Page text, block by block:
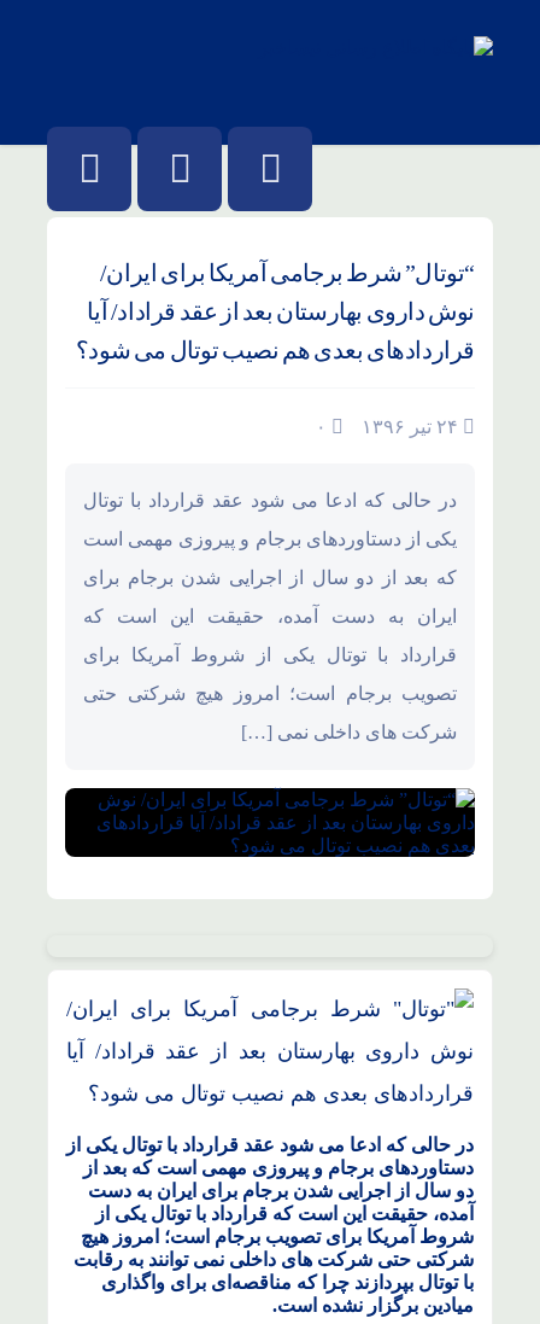
“توتال” شرط برجامی آمریکا برای ایران/
نوش داروی بهارستان بعد از عقد قراداد/ آیا
قراردادهای بعدی هم نصیب توتال می شود؟
۰
در حالی که ادعا می شود عقد قرارداد با توتال
یکی از دستاوردهای برجام و پیروزی مهمی است
که بعد از دو سال از اجرایی شدن برجام برای
ایران به دست آمده، حقیقت این است که
قرارداد با توتال یکی از شروط آمریکا برای
تصویب برجام است؛ امروز هیچ شرکتی حتی
شرکت های داخلی نمی […]
در حالی که ادعا می شود عقد قرارداد با توتال یکی از
دستاوردهای برجام و پیروزی مهمی است که بعد از
دو سال از اجرایی شدن برجام برای ایران به دست
آمده، حقیقت این است که قرارداد با توتال یکی از
شروط آمریکا برای تصویب برجام است؛ امروز هیچ
شرکتی حتی شرکت های داخلی نمی توانند به رقابت
با توتال بپردازند چرا که مناقصه‌ای برای واگذاری
میادین برگزار نشده است.